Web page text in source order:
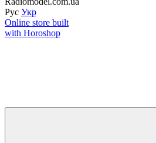
Рус Укр
Online store built
with Horoshop